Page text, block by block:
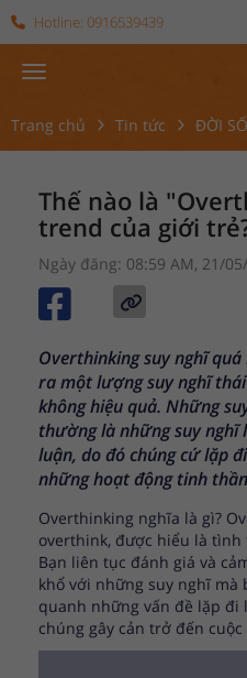
Hotline: 0916539439
Trang chủ Tin tức ĐỜI
Thế nào là
trend của giới
Ngày đăng: 08:59 AM, 21/
Overthinking suy nghĩ
ra một lượng suy nghĩ
không hiệu quả. Những
thường là những suy nghĩ
luận, do đó chúng cứ lặp
những hoạt động tinh
Overthinking nghĩa là gì?
overthink, được hiểu là tình
Bạn liên tục đánh giá và
khổ với những suy nghĩ mà
quanh những vấn đề lặp đi
chúng gây cản trở đến